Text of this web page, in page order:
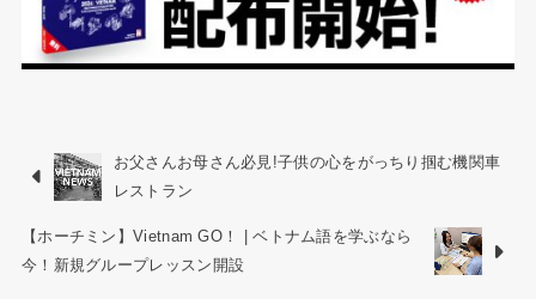
お父さんお母さん必見!子供の心をがっちり掴む機関車
レストラン
【ホーチミン】Vietnam GO！ | ベトナム語を学ぶなら
今！新規グループレッスン開設